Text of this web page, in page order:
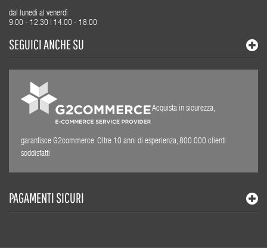
dal lunedì al venerdì
9.00 - 12.30 | 14.00 - 18.00
SEGUICI ANCHE SU
Acquista in sicurezza,
garantisce G2commerce. Oltre 10 anni di esperienza, 800.000 clienti
soddisfatti
PAGAMENTI SICURI